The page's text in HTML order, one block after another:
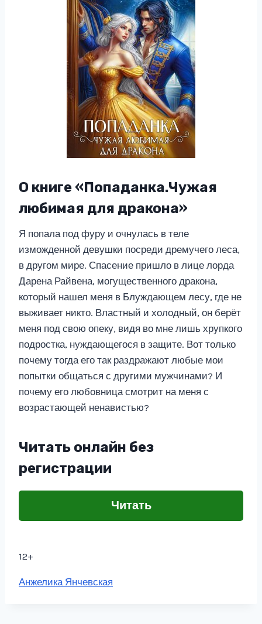
О книге «Попаданка.Чужая
любимая для дракона»
Я попала под фуру и очнулась в теле
изможденной девушки посреди дремучего леса,
в другом мире. Спасение пришло в лице лорда
Дарена Райвена, могущественного дракона,
который нашел меня в Блуждающем лесу, где не
выживает никто. Властный и холодный, он берёт
меня под свою опеку, видя во мне лишь хрупкого
подростка, нуждающегося в защите. Вот только
почему тогда его так раздражают любые мои
попытки общаться с другими мужчинами? И
почему его любовница смотрит на меня с
возрастающей ненавистью?
Читать онлайн без
регистрации
Читать
12+
Метки
Анжелика Янчевская